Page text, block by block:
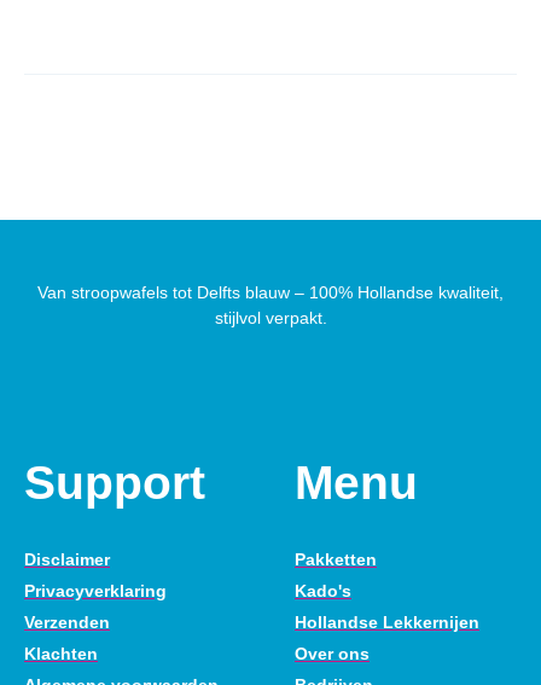
Van stroopwafels tot Delfts blauw – 100% Hollandse kwaliteit,
stijlvol verpakt.
Support
Disclaimer
Privacyverklaring
Verzenden
Klachten
Menu
Pakketten
Kado's
Hollandse Lekkernijen
Over ons